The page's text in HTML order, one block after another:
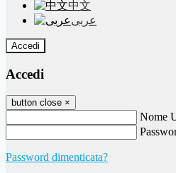
中文
عربى
Accedi
Accedi
button close ×
Nome
Password dimenticata?